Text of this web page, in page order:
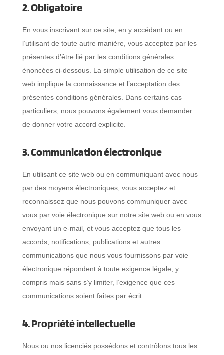
2. Obligatoire
En vous inscrivant sur ce site, en y accédant ou en
l’utilisant de toute autre manière, vous acceptez par les
présentes d’être lié par les conditions générales
énoncées ci-dessous. La simple utilisation de ce site
web implique la connaissance et l’acceptation des
présentes conditions générales. Dans certains cas
particuliers, nous pouvons également vous demander
de donner votre accord explicite.
3. Communication électronique
En utilisant ce site web ou en communiquant avec nous
par des moyens électroniques, vous acceptez et
reconnaissez que nous pouvons communiquer avec
vous par voie électronique sur notre site web ou en vous
envoyant un e-mail, et vous acceptez que tous les
accords, notifications, publications et autres
communications que nous vous fournissons par voie
électronique répondent à toute exigence légale, y
compris mais sans s’y limiter, l’exigence que ces
communications soient faites par écrit.
4. Propriété intellectuelle
Nous ou nos licenciés possédons et contrôlons tous les